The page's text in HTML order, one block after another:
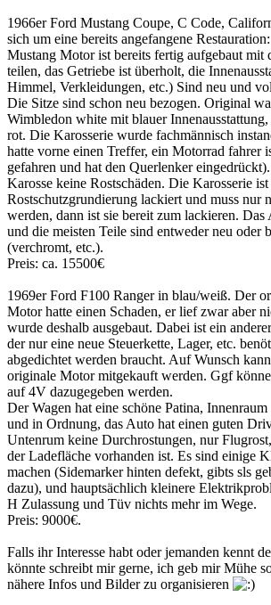
1966er Ford Mustang Coupe, C Code,
sich um eine bereits angefangene
Mustang Motor ist bereits fertig aufgebaut mit
teilen, das Getriebe ist überholt, die
Himmel, Verkleidungen, etc.) Sind neu und
Die Sitze sind schon neu bezogen. Original
Wimbledon white mit blauer
rot. Die Karosserie wurde fachmännisch
hatte vorne einen Treffer, ein Motorrad fahrer
gefahren und hat den Querlenker
Karosse keine Rostschäden. Die Karosserie
Rostschutzgrundierung lackiert und muss nur
werden, dann ist sie bereit zum lackieren.
und die meisten Teile sind entweder neu oder
(verchromt, etc.).
Preis: ca. 15500€
1969er Ford F100 Ranger in blau/weiß. Der
Motor hatte einen Schaden, er lief zwar aber
wurde deshalb ausgebaut. Dabei ist ein
der nur eine neue Steuerkette, Lager, etc.
abgedichtet werden braucht. Auf Wunsch
originale Motor mitgekauft werden. Ggf
auf 4V dazugegeben werden.
Der Wagen hat eine schöne Patina,
und in Ordnung, das Auto hat einen guten
Untenrum keine Durchrostungen, nur
der Ladefläche vorhanden ist. Es sind einige
machen (Sidemarker hinten defekt, gibts sls
dazu), und hauptsächlich kleinere
H Zulassung und Tüv nichts mehr im Wege.
Preis: 9000€.
Falls ihr Interesse habt oder jemanden kennt
könnte schreibt mir gerne, ich geb mir Mühe
nähere Infos und Bilder zu organisieren